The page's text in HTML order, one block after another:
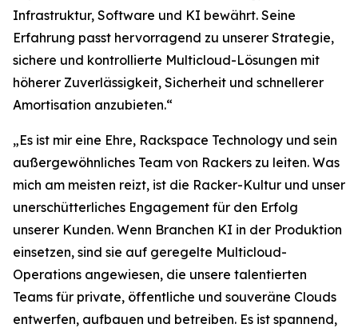
Infrastruktur, Software und KI bewährt. Seine
Erfahrung passt hervorragend zu unserer Strategie,
sichere und kontrollierte Multicloud-Lösungen mit
höherer Zuverlässigkeit, Sicherheit und schnellerer
Amortisation anzubieten.“
„Es ist mir eine Ehre, Rackspace Technology und sein
außergewöhnliches Team von Rackers zu leiten. Was
mich am meisten reizt, ist die Racker-Kultur und unser
unerschütterliches Engagement für den Erfolg
unserer Kunden. Wenn Branchen KI in der Produktion
einsetzen, sind sie auf geregelte Multicloud-
Operations angewiesen, die unsere talentierten
Teams für private, öffentliche und souveräne Clouds
entwerfen, aufbauen und betreiben. Es ist spannend,